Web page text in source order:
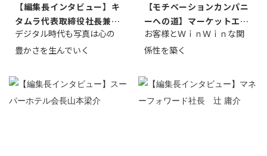
【編集長インタビュー】キ
タムラ代表取締役社長兼Ｃ
ＯＯ 武川 ...
デジタル時代も写真は心の
豊かさを生んでいく
【モチベーションカンパニ
ーへの道】マーケットエン
タープライズ...
お客様とＷｉｎＷｉｎな関
係性を築く